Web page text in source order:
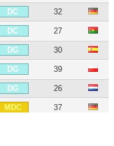
DC 32
DC 27
DG 30
DG 39
DG 26
MDC 37